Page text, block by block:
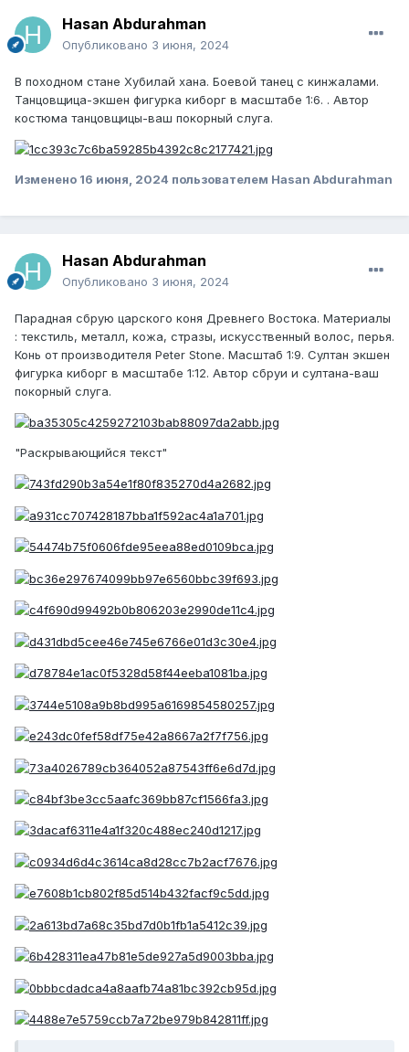
Hasan Abdurahman
Опубликовано 3 июня, 2024
В походном стане Хубилай хана. Боевой танец с кинжалами.
Танцовщица-экшен фигурка киборг в масштабе 1:6. . Автор
костюма танцовщицы-ваш покорный слуга.
Изменено 16 июня, 2024 пользователем Hasan Abdurahman
Hasan Abdurahman
Опубликовано 3 июня, 2024
Парадная сбрую царского коня Древнего Востока. Материалы
: текстиль, металл, кожа, стразы, искусственный волос, перья.
Конь от производителя Peter Stone. Масштаб 1:9. Султан экшен
фигурка киборг в масштабе 1:12. Автор сбруи и султана-ваш
покорный слуга.
"Раскрывающийся текст"